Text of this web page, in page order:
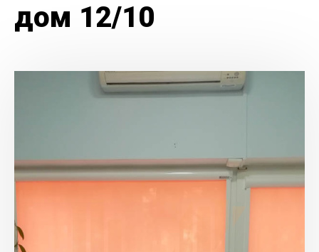
дом 12/10